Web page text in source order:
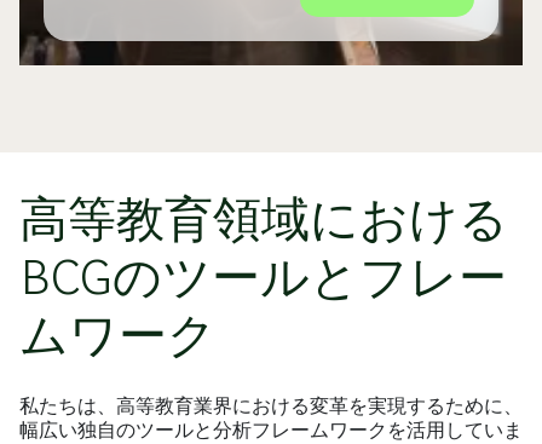
高等教育領域における
BCGのツールとフレー
ムワーク
私たちは、高等教育業界における変革を実現するために、
幅広い独自のツールと分析フレームワークを活用していま